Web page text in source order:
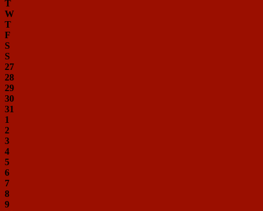
T
W
T
F
S
S
27
28
29
30
31
1
2
3
4
5
6
7
8
9